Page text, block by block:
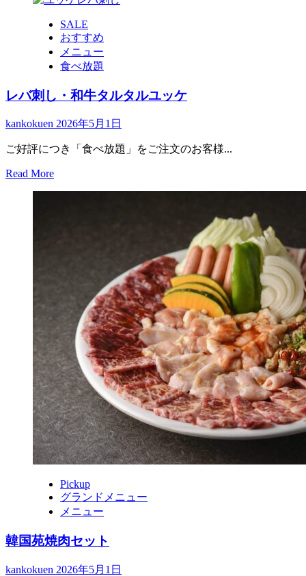
SALE
おすすめ
メニュー
食べ放題
レバ刺し・和牛タルタルユッケ
kankokuen 2026年5月1日
ご好評につき「食べ放題」をご注文のお客様...
Read MoreRead
タ
ル
ユ
ッ
ケ
Pickup
グランドメニュー
メニュー
韓国苑焼肉セット
kankokuen 2026年5月1日